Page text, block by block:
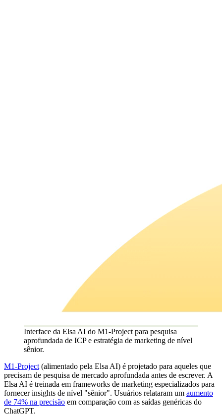
Interface da Elsa AI do M1-Project para pesquisa
aprofundada de ICP e estratégia de marketing de nível
sênior.
M1-Project (alimentado pela Elsa AI) é projetado para aqueles que
precisam de pesquisa de mercado aprofundada antes de escrever. A
Elsa AI é treinada em frameworks de marketing especializados para
fornecer insights de nível "sênior". Usuários relataram um aumento
de 74% na precisão em comparação com as saídas genéricas do
ChatGPT.